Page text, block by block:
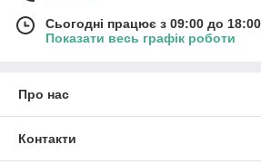
Сьогодні працює з 09:00 до 18:00
Показати весь графік роботи
Про нас
Контакти